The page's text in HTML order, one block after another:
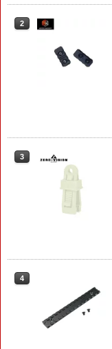
2
2
3
4